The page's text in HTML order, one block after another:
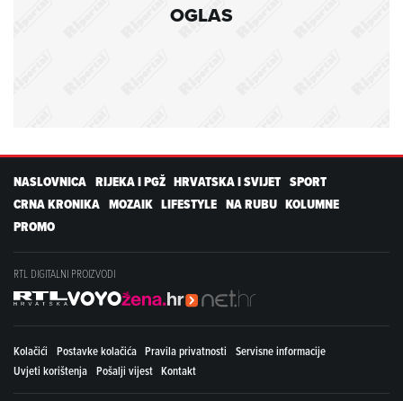
OGLAS
NASLOVNICA RIJEKA I PGŽ HRVATSKA I SVIJET SPORT
CRNA KRONIKA MOZAIK LIFESTYLE NA RUBU KOLUMNE
PROMO
RTL DIGITALNI PROIZVODI
Kolačići Postavke kolačića Pravila privatnosti
Servisne informacije
Uvjeti korištenja Pošalji vijest Kontakt